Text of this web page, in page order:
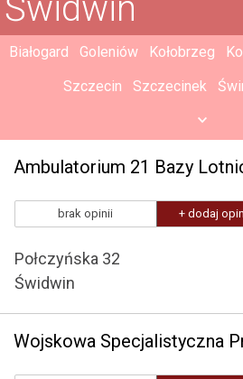
Białogard Goleniów Kołobrzeg
Szczecin
Szczecinek
brak opinii + dodaj
Połczyńska 32
Świdwin